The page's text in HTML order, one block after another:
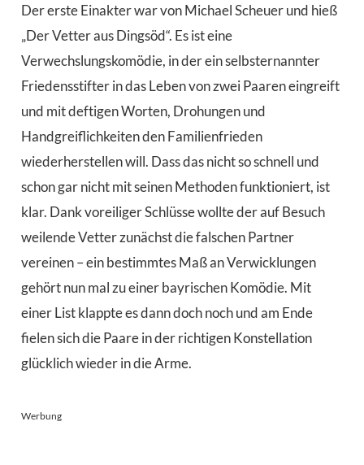
Der erste Einakter war von Michael Scheuer und hieß
„Der Vetter aus Dingsöd“. Es ist eine
Verwechslungskomödie, in der ein selbsternannter
Friedensstifter in das Leben von zwei Paaren eingreift
und mit deftigen Worten, Drohungen und
Handgreiflichkeiten den Familienfrieden
wiederherstellen will. Dass das nicht so schnell und
schon gar nicht mit seinen Methoden funktioniert, ist
klar. Dank voreiliger Schlüsse wollte der auf Besuch
weilende Vetter zunächst die falschen Partner
vereinen – ein bestimmtes Maß an Verwicklungen
gehört nun mal zu einer bayrischen Komödie. Mit
einer List klappte es dann doch noch und am Ende
fielen sich die Paare in der richtigen Konstellation
glücklich wieder in die Arme.
Werbung